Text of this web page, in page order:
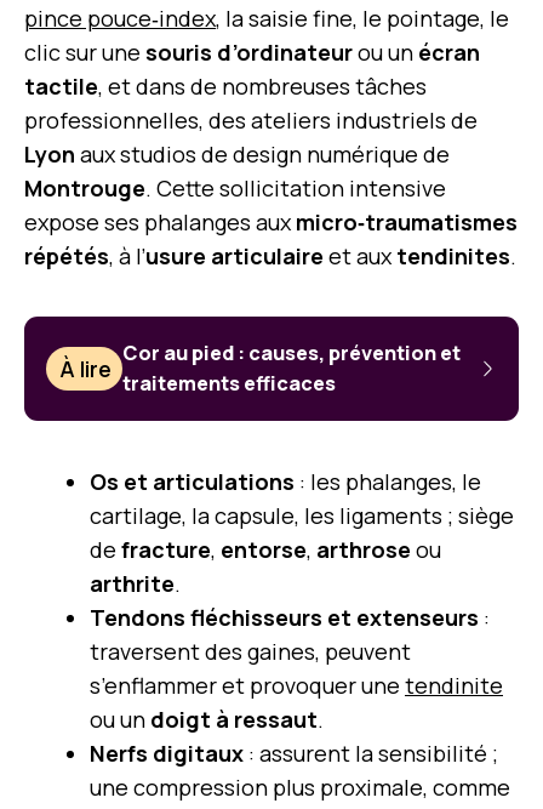
pince pouce‑index, la saisie fine, le pointage, le
clic sur une souris d’ordinateurou un écran
tactile, et dans de nombreuses tâches
professionnelles, des ateliers industriels de
Lyon aux studios de design numérique de
Montrouge. Cette sollicitation intensive
expose ses phalanges aux micro‑traumatismes
répétés, à l’usure articulaire et aux tendinites.
À lire
Cor au pied : causes, prévention et
traitements efficaces
Os et articulations : les phalanges, le
cartilage, la capsule, les ligaments ; siège
de fracture, entorse, arthrose ou
arthrite.
Tendons fléchisseurs et extenseurs :
traversent des gaines, peuvent
s’enflammer et provoquer une tendinite
ou un doigt à ressaut.
Nerfs digitaux : assurent la sensibilité ;
une compression plus proximale, comme